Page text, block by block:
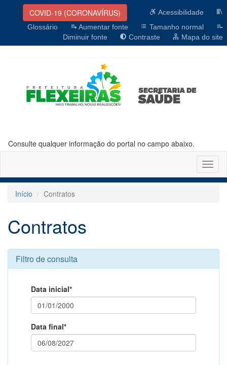
COVID-19 (CORONAVÍRUS)
Acessibilidade
Glossário
Aumentar fonte
Tamanho normal
Diminuir fonte
Contraste Mapa do site
Consulte qualquer informação do portal no campo abaixo.
Início
Contratos
Contratos
Filtro de consulta
Data inicial*
Data final*